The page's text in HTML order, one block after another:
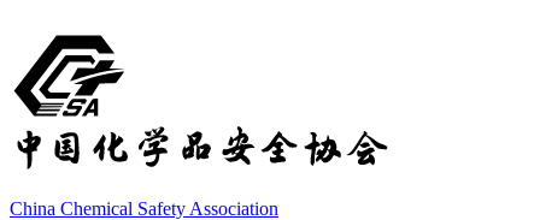
China Chemical Safety Association